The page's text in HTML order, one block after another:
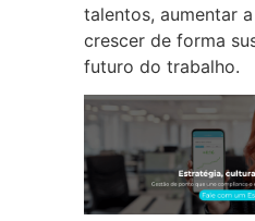
talentos, aumentar
crescer de forma
futuro do trabalho.